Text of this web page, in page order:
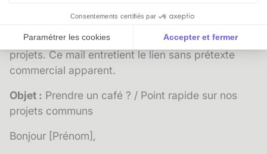
Consentements certifiés par
Paramétrer les cookies Accepter et fermer
Axeptio consent
Plateforme de Gestion du Consentement :
prescripteurs
souvent votre première source de nouveaux
projets. Ce mail entretient le lien sans prétexte
commercial apparent.
Objet : Prendre un café ? / Point rapide sur nos
projets communs
Bonjour [Prénom],